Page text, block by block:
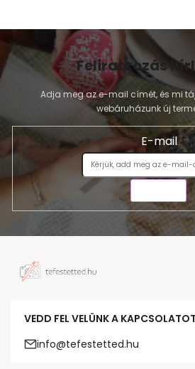
Feliratkozás
Adja meg az e-mail címét, és mi
webáruházunk új
E-mail
VEDD FEL VELÜNK A KAPCSOLATOT
info@tefestetted.hu